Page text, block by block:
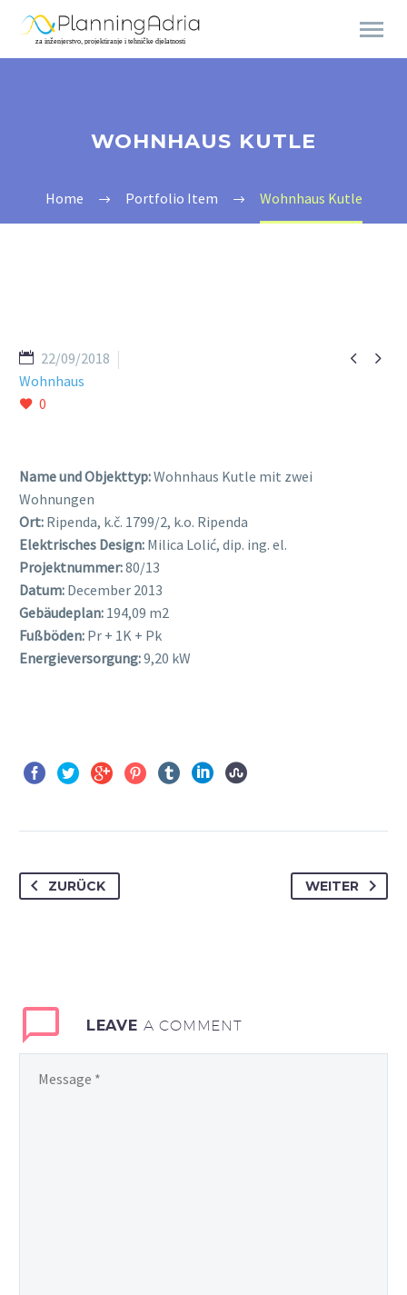
WOHNHAUS KUTLE
Home Portfolio Item Wohnhaus Kutle
 
22/09/2018
Wohnhaus
0
Name und Objekttyp:Wohnhaus Kutle mit zwei
Wohnungen
Ort: Ripenda, k.č. 1799/2, k.o. Ripenda
Elektrisches Design: Milica Lolić, dip. ing. el.
Projektnummer:80/13
Datum: December 2013
Gebäudeplan: 194,09 m2
Fußböden: Pr + 1K + Pk
Energieversorgung:9,20 kW
ZURÜCK WEITER
LEAVE A COMMENT